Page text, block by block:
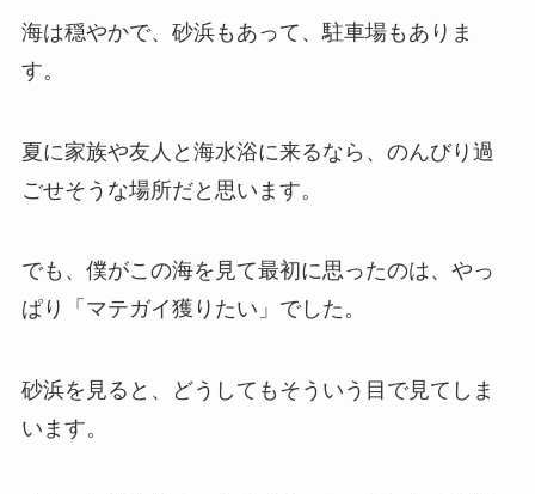
海は穏やかで、砂浜もあって、駐車場もありま
す。
夏に家族や友人と海水浴に来るなら、のんびり過
ごせそうな場所だと思います。
でも、僕がこの海を見て最初に思ったのは、やっ
ぱり「マテガイ獲りたい」でした。
砂浜を見ると、どうしてもそういう目で見てしま
います。